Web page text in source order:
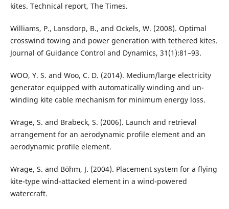
kites. Technical report, The Times.
Williams, P., Lansdorp, B., and Ockels, W. (2008). Optimal
crosswind towing and power generation with tethered kites.
Journal of Guidance Control and Dynamics, 31(1):81–93.
WOO, Y. S. and Woo, C. D. (2014). Medium/large electricity
generator equipped with automatically winding and un-
winding kite cable mechanism for minimum energy loss.
Wrage, S. and Brabeck, S. (2006). Launch and retrieval
arrangement for an aerodynamic profile element and an
aerodynamic profile element.
Wrage, S. and Böhm, J. (2004). Placement system for a flying
kite-type wind-attacked element in a wind-powered
watercraft.